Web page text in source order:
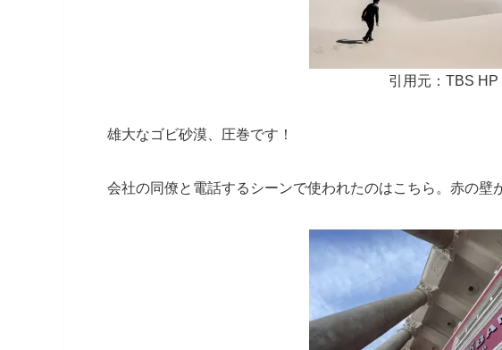
引用元：TBS HP
雄大なゴビ砂漠、圧巻です！
会社の同僚と電話するシーンで使われたのはこちら。赤の壁